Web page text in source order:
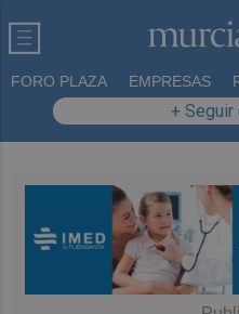
FORO PLAZA EMPRESAS
+ Seguir